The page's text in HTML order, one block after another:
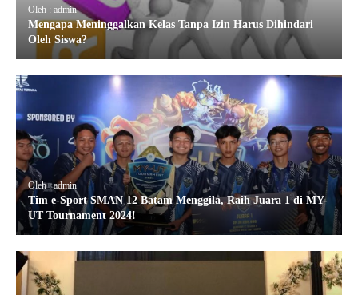
Oleh : admin
Mengapa Meninggalkan Kelas Tanpa Izin Harus Dihindari
Oleh Siswa?
Oleh : admin
Tim e-Sport SMAN 12 Batam Menggila, Raih Juara 1 di MY-
UT Tournament 2024!